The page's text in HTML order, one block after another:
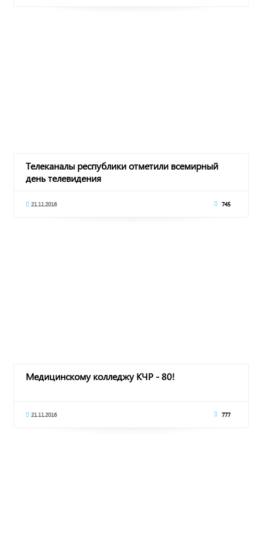
Телеканалы республики отметили всемирный
день телевидения
21.11.2016 745
Медицинскому колледжу КЧР - 80!
21.11.2016 777